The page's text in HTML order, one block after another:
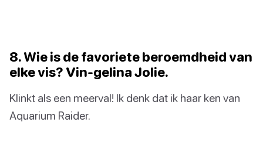
8. Wie is de favoriete beroemdheid van
elke vis? Vin-gelina Jolie.
Klinkt als een meerval! Ik denk dat ik haar ken van
Aquarium Raider.